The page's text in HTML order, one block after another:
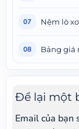
07 Nệm lò
08 Bảng giá
Để lại một
Email của bạn